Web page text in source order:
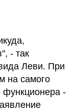
- так
Леви. При
на самого
функционера -